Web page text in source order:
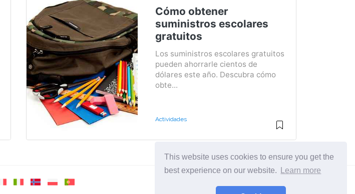
This website uses cookies to ensure you get the
best experience on our website.
Learn more
Cómo obtener
suministros escolares
gratuitos
Los suministros escolares gratuitos
pueden ahorrarle cientos de
dólares este año. Descubra cómo
obte...
Actividades